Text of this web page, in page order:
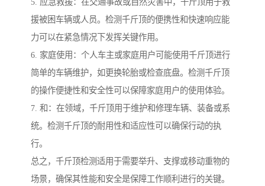
5. 应急救援：在交通事故或自然灾害中，千斤顶用于救
援被困车辆或人员。检测千斤顶的便携性和快速响应能
力可以在紧急情况下发挥关键作用。
6. 家庭使用：个人车主或家庭用户可能使用千斤顶进行
简单的车辆维护，如更换轮胎或检查底盘。检测千斤顶
的操作便捷性和安全性可以保障家庭用户的使用体验。
7. 和：在领域，千斤顶用于维护和修理车辆、装备或系
统。检测千斤顶的耐用性和适应性可以确保行动的执
行。
总之，千斤顶检测适用于需要举升、支撑或移动重物的
场景，确保其性能和安全是保障工作顺利进行的关键。